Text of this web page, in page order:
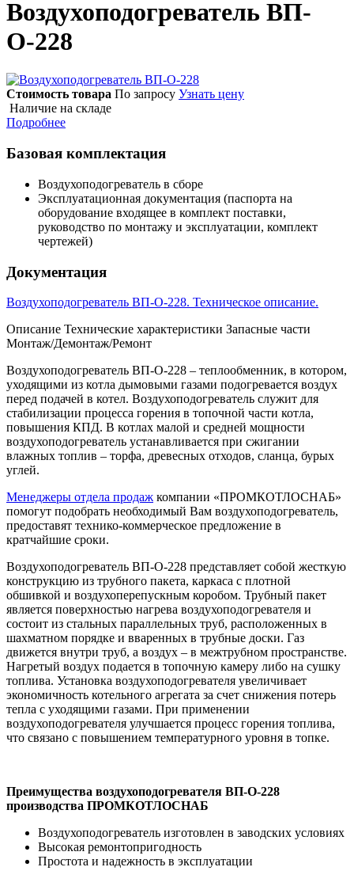
Воздухоподогреватель ВП-
О-228
Стоимость товара По запросу Узнать цену
Наличие на складе
Подробнее
Базовая комплектация
Воздухоподогреватель в сборе
Эксплуатационная документация (паспорта на
оборудование входящее в комплект поставки,
руководство по монтажу и эксплуатации, комплект
чертежей)
Документация
Воздухоподогреватель ВП-О-228. Техническое описание.
Описание Технические характеристики Запасные части
Монтаж/Демонтаж/Ремонт
Воздухоподогреватель ВП-О-228 – теплообменник, в котором,
уходящими из котла дымовыми газами подогревается воздух
перед подачей в котел. Воздухоподогреватель служит для
стабилизации процесса горения в топочной части котла,
повышения КПД. В котлах малой и средней мощности
воздухоподогреватель устанавливается при сжигании
влажных топлив – торфа, древесных отходов, сланца, бурых
углей.
Менеджеры отдела продаж компании «ПРОМКОТЛОСНАБ»
помогут подобрать необходимый Вам воздухоподогреватель,
предоставят технико-коммерческое предложение в
кратчайшие сроки.
Воздухоподогреватель ВП-О-228 представляет собой жесткую
конструкцию из трубного пакета, каркаса с плотной
обшивкой и воздухоперепускным коробом. Трубный пакет
является поверхностью нагрева воздухоподогревателя и
состоит из стальных параллельных труб, расположенных в
шахматном порядке и вваренных в трубные доски. Газ
движется внутри труб, а воздух – в межтрубном пространстве.
Нагретый воздух подается в топочную камеру либо на сушку
топлива. Установка воздухоподогревателя увеличивает
экономичность котельного агрегата за счет снижения потерь
тепла с уходящими газами. При применении
воздухоподогревателя улучшается процесс горения топлива,
что связано с повышением температурного уровня в топке.
Преимущества воздухоподогревателя ВП-О-228
производства ПРОМКОТЛОСНАБ
Воздухоподогреватель изготовлен в заводских условиях
Высокая ремонтопригодность
Простота и надежность в эксплуатации